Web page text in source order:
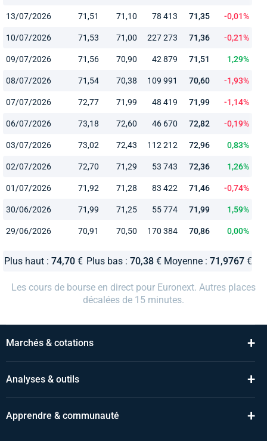
13/07/2026 71,51 71,10 78 413 71,35 -0,01%
10/07/2026 71,53 71,00 227 273 71,36 -0,21%
09/07/2026 71,56 70,90 42 879 71,51 1,29%
08/07/2026 71,54 70,38 109 991 70,60 -1,93%
07/07/2026 72,77 71,99 48 419 71,99 -1,14%
06/07/2026 73,18 72,60 46 670 72,82 -0,19%
03/07/2026 73,02 72,43 112 212 72,96 0,83%
02/07/2026 72,70 71,29 53 743 72,36 1,26%
01/07/2026 71,92 71,28 83 422 71,46 -0,74%
30/06/2026 71,99 71,25 55 774 71,99 1,59%
29/06/2026 70,91 70,50 170 384 70,86 0,00%
Plus haut : 74,70€ Plus bas : 70,38€ Moyenne : 71,9767 €
Les cours de bourse en direct pour Euronext. Autres places
décalées de 15 minutes.
Marchés & cotations +
Analyses & outils +
Apprendre & communauté +